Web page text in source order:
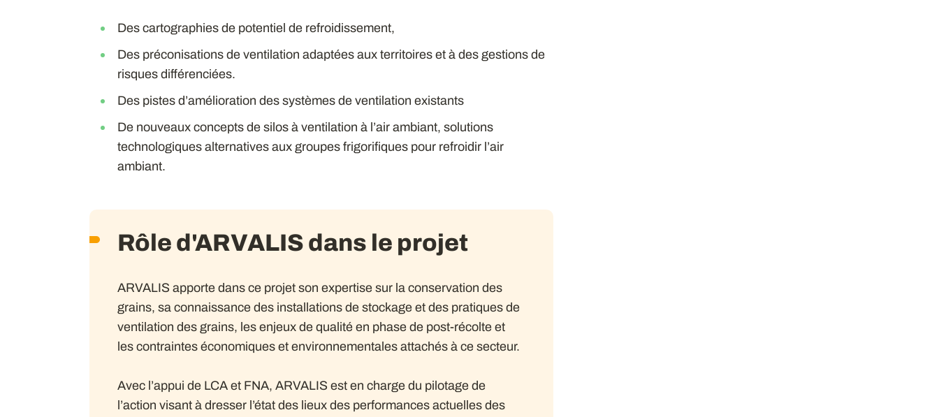
Des cartographies de potentiel de refroidissement,
Des préconisations de ventilation adaptées aux territoires et à des gestions de
risques différenciées.
Des pistes d’amélioration des systèmes de ventilation existants
De nouveaux concepts de silos à ventilation à l’air ambiant, solutions
technologiques alternatives aux groupes frigorifiques pour refroidir l’air
ambiant.
Rôle d'ARVALIS dans le projet
ARVALIS apporte dans ce projet son expertise sur la conservation des
grains, sa connaissance des installations de stockage et des pratiques de
ventilation des grains, les enjeux de qualité en phase de post-récolte et
les contraintes économiques et environnementales attachés à ce secteur.
Avec l’appui de LCA et FNA, ARVALIS est en charge du pilotage de
l’action visant à dresser l’état des lieux des performances actuelles des